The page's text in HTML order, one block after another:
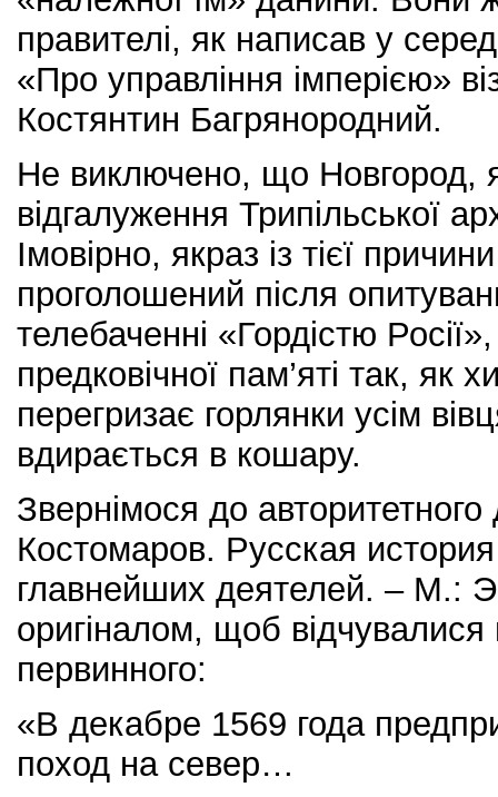
правителі, як написав у
«Про управління імперією»
Костянтин Багрянородний.
Не виключено, що Новгород,
відгалуження Трипільської
Імовірно, якраз із тієї
проголошений після
телебаченні «Гордістю
предковічної пам’яті так, як
перегризає горлянки усім
вдирається в кошару.
Звернімося до
Костомаров. Русская
главнейших деятелей. – М.:
оригіналом, щоб
первинного:
«В декабре 1569 года
поход на север…